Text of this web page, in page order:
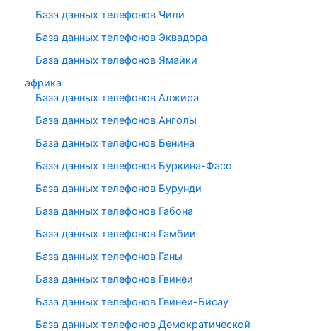
База данных телефонов Чили
База данных телефонов Эквадора
База данных телефонов Ямайки
африка
База данных телефонов Алжира
База данных телефонов Анголы
База данных телефонов Бенина
База данных телефонов Буркина-Фасо
База данных телефонов Бурунди
База данных телефонов Габона
База данных телефонов Гамбии
База данных телефонов Ганы
База данных телефонов Гвинеи
База данных телефонов Гвинеи-Бисау
База данных телефонов Демократической